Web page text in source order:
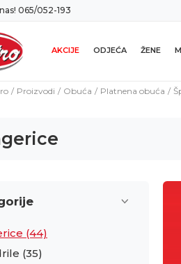
065/052-193
Preuzmi NOVU Metro mobilnu
AKCIJE ODJEĆA ŽENE
Proizvodi Obuća Platnena obuća
(44)
(35)